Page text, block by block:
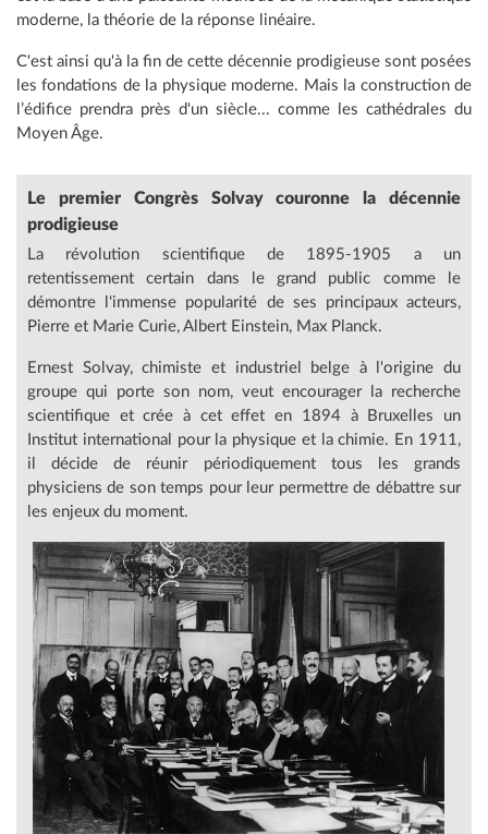
moderne, la théorie de la réponse linéaire.
C'est ainsi qu'à la fin de cette décennie prodigieuse sont posées
les fondations de la physique moderne. Mais la construction de
l’édifice prendra près d'un siècle... comme les cathédrales du
Moyen Âge.
Le premier Congrès Solvay couronne la décennie
prodigieuse
La révolution scientifique de 1895-1905 a un
retentissement certain dans le grand public comme le
démontre l'immense popularité de ses principaux acteurs,
Pierre et Marie Curie, Albert Einstein, Max Planck.
Ernest Solvay, chimiste et industriel belge à l'origine du
groupe qui porte son nom, veut encourager la recherche
scientifique et crée à cet effet en 1894 à Bruxelles un
Institut international pour la physique et la chimie. En 1911,
il décide de réunir périodiquement tous les grands
physiciens de son temps pour leur permettre de débattre sur
les enjeux du moment.